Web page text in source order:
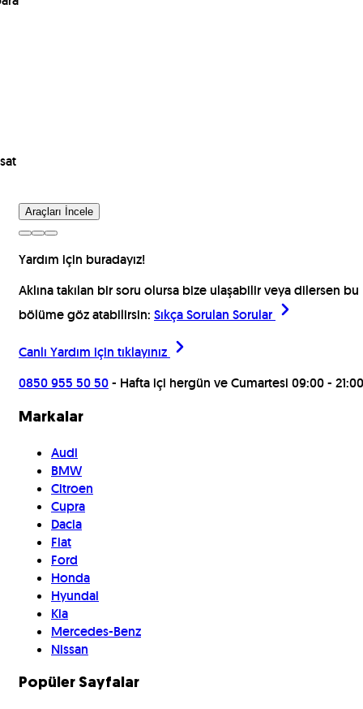
Araçları İncele
Yardım için buradayız!
Aklına takılan bir soru olursa bize ulaşabilir veya dilersen bu
bölüme göz atabilirsin: Sıkça Sorulan Sorular
Canlı Yardım için tıklayınız
0850 955 50 50- Hafta içi hergün ve Cumartesi 09:00 - 21:00
Markalar
Audi
BMW
Citroen
Cupra
Dacia
Fiat
Ford
Honda
Hyundai
Kia
Mercedes-Benz
Nissan
Popüler Sayfalar